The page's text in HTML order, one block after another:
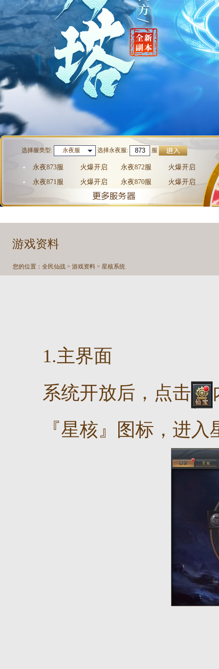
选择服类型: 永夜服 选择永夜服: 服
永夜873服 火爆开启 永夜872服
火爆开启
永夜871服
火爆开启 永夜870服 火爆开启
游戏资料
您的位置： 全民仙战 > 游戏资料 > 星核系统
1.主界面
系统开放后，点击
『星核』图标，进